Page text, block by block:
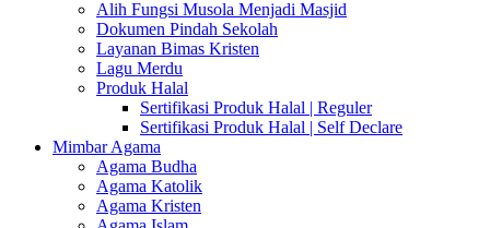
Alih Fungsi Musola Menjadi Masjid
Dokumen Pindah Sekolah
Layanan Bimas Kristen
Lagu Merdu
Produk Halal
Sertifikasi Produk Halal | Reguler
Sertifikasi Produk Halal | Self Declare
Mimbar Agama
Agama Budha
Agama Katolik
Agama Kristen